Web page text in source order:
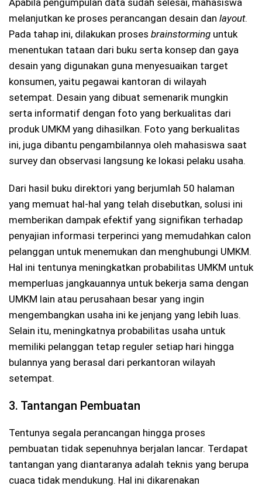
Apabila pengumpulan data sudah selesai, mahasiswa
melanjutkan ke proses perancangan desain dan layout.
Pada tahap ini, dilakukan proses brainstorming untuk
menentukan tataan dari buku serta konsep dan gaya
desain yang digunakan guna menyesuaikan target
konsumen, yaitu pegawai kantoran di wilayah
setempat. Desain yang dibuat semenarik mungkin
serta informatif dengan foto yang berkualitas dari
produk UMKM yang dihasilkan. Foto yang berkualitas
ini, juga dibantu pengambilannya oleh mahasiswa saat
survey dan observasi langsung ke lokasi pelaku usaha.
Dari hasil buku direktori yang berjumlah 50 halaman
yang memuat hal-hal yang telah disebutkan, solusi ini
memberikan dampak efektif yang signifikan terhadap
penyajian informasi terperinci yang memudahkan calon
pelanggan untuk menemukan dan menghubungi UMKM.
Hal ini tentunya meningkatkan probabilitas UMKM untuk
memperluas jangkauannya untuk bekerja sama dengan
UMKM lain atau perusahaan besar yang ingin
mengembangkan usaha ini ke jenjang yang lebih luas.
Selain itu, meningkatnya probabilitas usaha untuk
memiliki pelanggan tetap reguler setiap hari hingga
bulannya yang berasal dari perkantoran wilayah
setempat.
3. Tantangan Pembuatan
Tentunya segala perancangan hingga proses
pembuatan tidak sepenuhnya berjalan lancar. Terdapat
tantangan yang diantaranya adalah teknis yang berupa
cuaca tidak mendukung. Hal ini dikarenakan